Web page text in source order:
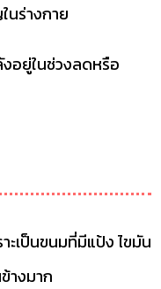
นร่างกาย
อยู่ในช่วงลดหรือ
ะเป็นขนมที่มีแป้ง ไขมัน
างมาก